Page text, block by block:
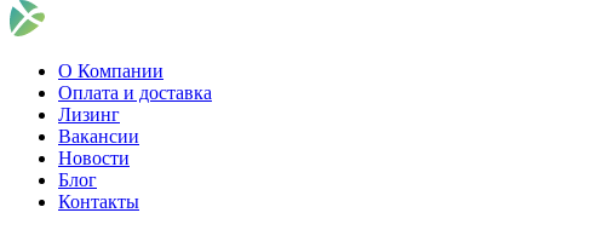
О Компании
Оплата и доставка
Лизинг
Вакансии
Новости
Блог
Контакты